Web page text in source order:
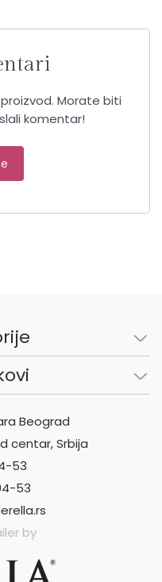
Morate biti
komentar!
Beograd
centar, Srbija
53
53
by